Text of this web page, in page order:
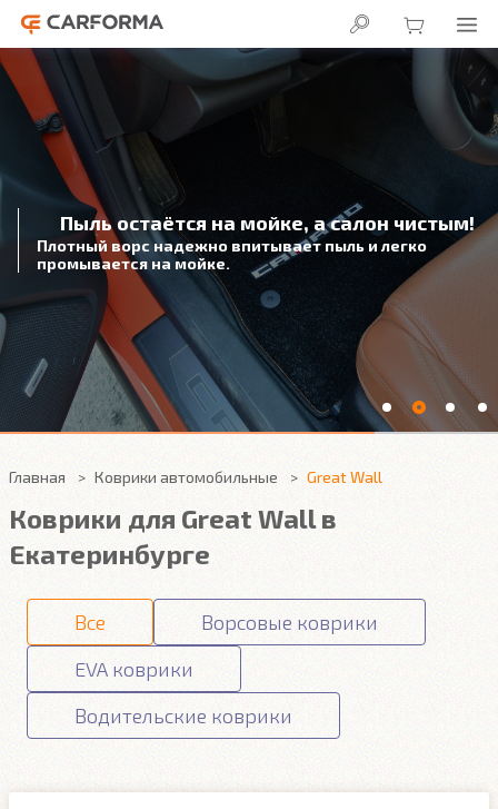
В салоне сухо!
3D подножка надежно защитит
от влаги под автомобильным ковриком
Главная Коврики автомобильные Great Wall
Коврики для Great Wall в
Екатеринбурге
Все
Ворсовые коврики
EVA коврики
Водительские коврики